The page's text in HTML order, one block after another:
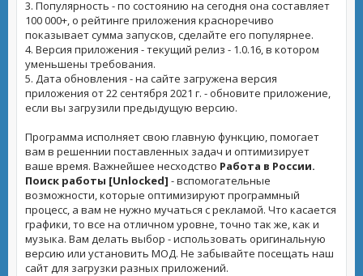
3. Популярность - по состоянию на сегодня она составляет
100 000+, о рейтинге приложения красноречиво
показывает сумма запусков, сделайте его популярнее.
4. Версия приложения - текущий релиз - 1.0.16, в котором
уменьшены требования.
5. Дата обновления - на сайте загружена версия
приложения от 22 сентября 2021 г. - обновите приложение,
если вы загрузили предыдущую версию.
Программа исполняет свою главную функцию, помогает
вам в решеннии поставленных задач и оптимизирует
ваше время. Важнейшее несходство Работа в России.
Поиск работы [Unlocked] - вспомогательные
возможности, которые оптимизируют программный
процесс, а вам не нужно мучаться с рекламой. Что касается
графики, то все на отличном уровне, точно так же, как и
музыка. Вам делать выбор - использовать оригинальную
версию или установить МОД. Не забывайте посещать наш
сайт для загрузки разных приложений.